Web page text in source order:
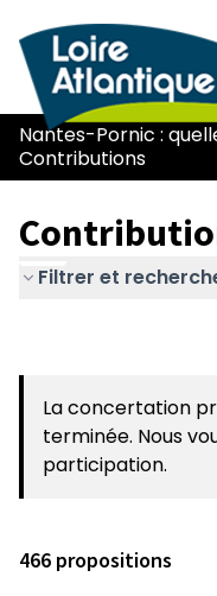
Nantes-Pornic :
Contributions
Filtrer et
La concertation
terminée. Nous
participation.
466 propositions